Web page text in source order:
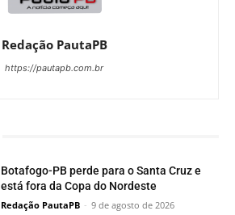
Redação PautaPB
https://pautapb.com.br
Botafogo-PB perde para o Santa Cruz e
está fora da Copa do Nordeste
Redação PautaPB - 9 de agosto de 2026